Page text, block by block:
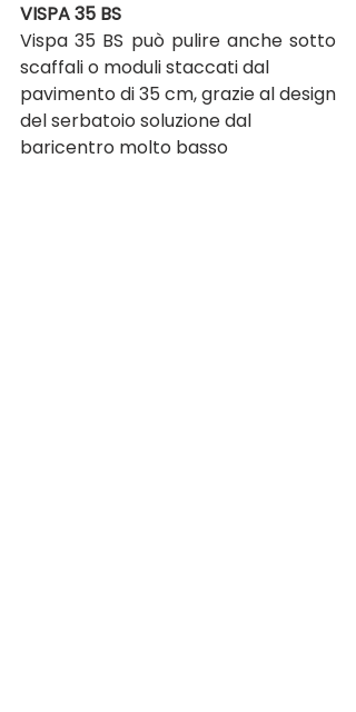
VISPA 35 BS
Vispa 35 BS può pulire anche sotto
scaffali o moduli staccati dal
pavimento di 35 cm, grazie al design
del serbatoio soluzione dal
baricentro molto basso